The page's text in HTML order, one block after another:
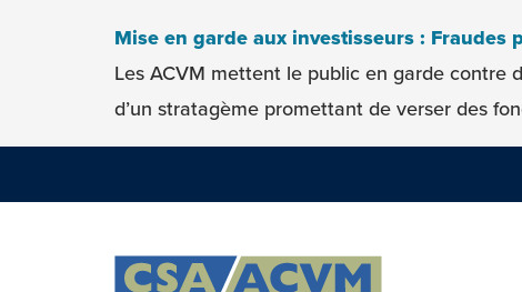
Skip to contentMise en garde aux investisseurs : Fraudes
Les ACVM mettent le public en garde contre
d’un stratagème promettant de verser des